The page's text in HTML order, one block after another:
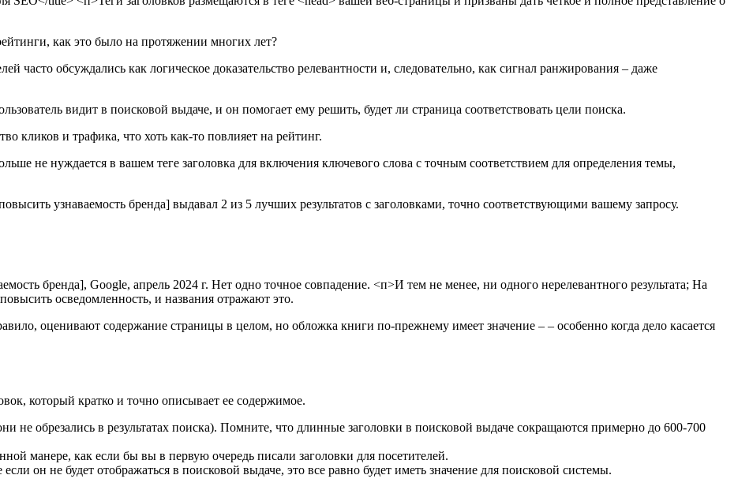
как это было на протяжении многих лет?
часто обсуждались как логическое доказательство релевантности и, следовательно, как сигнал ранжирования – даже
видит в поисковой выдаче, и он помогает ему решить, будет ли страница соответствовать цели поиска.
кликов и трафика, что хоть как-то повлияет на рейтинг.
не нуждается в вашем теге заголовка для включения ключевого слова с точным соответствием для определения темы,
узнаваемость бренда] выдавал 2 из 5 лучших результатов с заголовками, точно соответствующими вашему запросу.
бренда], Google, апрель 2024 г. Нет одно точное совпадение. <п>И тем не менее, ни одного нерелевантного результата; На
осведомленность, и названия отражают это.
оценивают содержание страницы в целом, но обложка книги по-прежнему имеет значение – – особенно когда дело касается
который кратко и точно описывает ее содержимое.
не обрезались в результатах поиска). Помните, что длинные заголовки в поисковой выдаче сокращаются примерно до 600-700
манере, как если бы вы в первую очередь писали заголовки для посетителей.
он не будет отображаться в поисковой выдаче, это все равно будет иметь значение для поисковой системы.